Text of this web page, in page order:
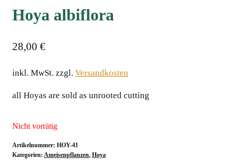
Hoya albiflora
28,00 €
inkl. MwSt. zzgl. Versandkosten
all Hoyas are sold as unrooted cutting
Nicht vorrätig
Artikelnummer: HOY-41
Kategorien: Ameisenpflanzen, Hoya